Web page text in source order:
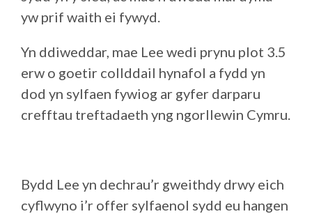
yw prif waith ei fywyd.
Yn ddiweddar, mae Lee wedi prynu plot 3.5
erw o goetir collddail hynafol a fydd yn
dod yn sylfaen fywiog ar gyfer darparu
crefftau treftadaeth yng ngorllewin Cymru.
Bydd Lee yn dechrau’r gweithdy drwy eich
cyflwyno i’r offer sylfaenol sydd eu hangen